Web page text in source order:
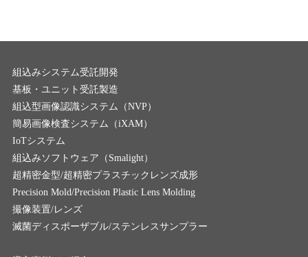
組込みシステム受託開発
基板・ユニット受託製造
組込型画像認識システム（NVP）
簡易画像検査システム（iXAM）
IoTシステム
組込みソフトウェア（Smalight）
超精密金型/超精密プラスチックレンズ成形
Precision Mold/Precision Plastic Lens Molding
撮像装置/レンズ
滅菌ディスポーザブル/ステンレスサンプラー